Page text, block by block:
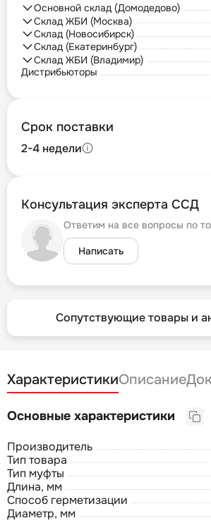
Основной склад (Домодедово)
Склад ЖБИ (Москва)
Склад (Новосибирск)
Склад (Екатеринбург)
Склад ЖБИ (Владимир)
Дистрибьюторы
Срок поставки
2-4 недели
Консультация эксперта ССД
Ответим на все вопросы по
Написать
Сопутствующие товары и
ХарактеристикиОписание
Основные характеристики
Производитель
Тип товара
Тип муфты
Длина, мм
Способ герметизации
Диаметр, мм